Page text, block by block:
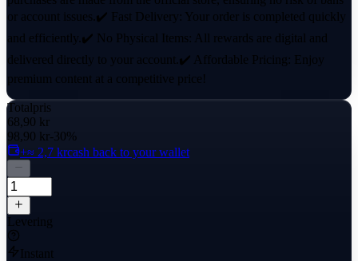
or account issues.✔️ Fast Delivery: Your order is completed quickly
and efficiently.✔️ No Physical Items: All rewards are digital and
delivered directly to your account.✔️ Affordable Pricing: Enjoy
premium content at a competitive price!
Totalpris
68,90 kr
98,90 kr-30%
+≈ 2,7 krcash back to your wallet
Levering
Instant